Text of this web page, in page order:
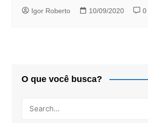
Igor Roberto 10/09/2020 0
O que você busca?